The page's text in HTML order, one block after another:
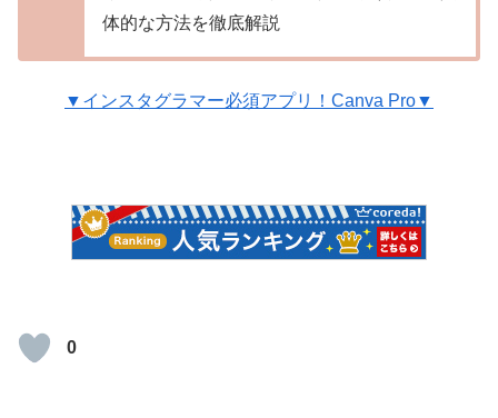
体的な方法を徹底解説
▼インスタグラマー必須アプリ！Canva Pro▼
0